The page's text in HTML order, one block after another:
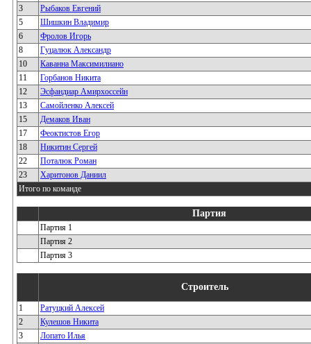
3
Рыбаков Евгений
5
Шишкин Владимир
6
Фролов Игорь
8
Гуцалюк Александр
10
Каванна Максимилиано
11
Горбанов Никита
12
Эсфандиар Амирхоссейн
13
Самойленко Алексей
15
Демаков Иван
17
Феоктистов Егор
18
Никитин Сергей
22
Поталюк Роман
23
Харитонов Даниил
Итого по команде
Партия
Партия 1
Партия 2
Партия 3
Строитель
1
Ратуцкий Алексей
2
Кулешов Никита
3
Лопато Илья